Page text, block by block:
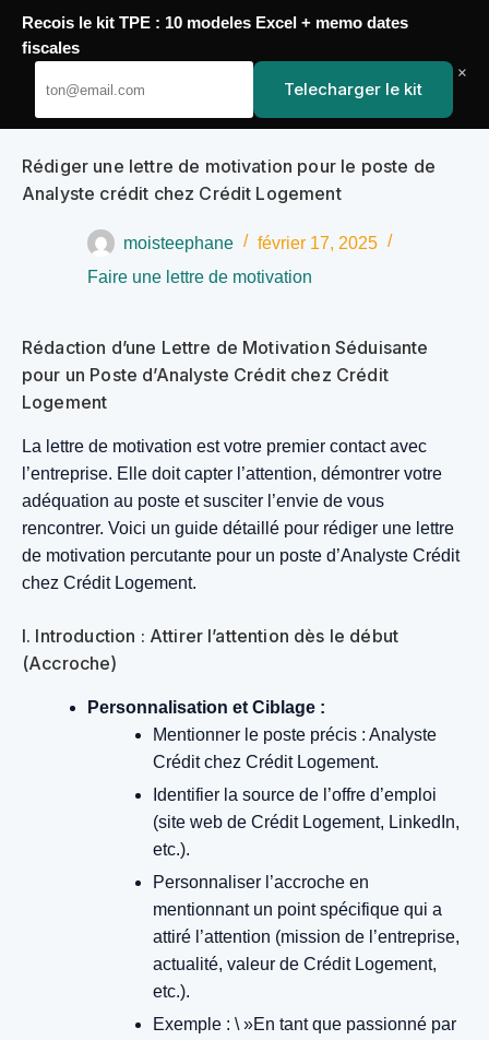
Passer
au
contenu
YoupiJobs
Rédiger une lettre de motivation pour le poste de
Analyste crédit chez Crédit Logement
moisteephane
février 17, 2025
Faire une lettre de motivation
Rédaction d’une Lettre de Motivation Séduisante
pour un Poste d’Analyste Crédit chez Crédit
Logement
La lettre de motivation est votre premier contact avec
l’entreprise. Elle doit capter l’attention, démontrer votre
adéquation au poste et susciter l’envie de vous
rencontrer. Voici un guide détaillé pour rédiger une lettre
de motivation percutante pour un poste d’Analyste Crédit
chez Crédit Logement.
I. Introduction : Attirer l’attention dès le début
(Accroche)
Personnalisation et Ciblage :
Mentionner le poste précis : Analyste
Crédit chez Crédit Logement.
Identifier la source de l’offre d’emploi
(site web de Crédit Logement, LinkedIn,
etc.).
Personnaliser l’accroche en
mentionnant un point spécifique qui a
attiré l’attention (mission de l’entreprise,
actualité, valeur de Crédit Logement,
etc.).
Exemple : \ »En tant que passionné par
Recois le kit TPE : 10 modeles Excel + memo dates
fiscales
Telecharger le kit
×